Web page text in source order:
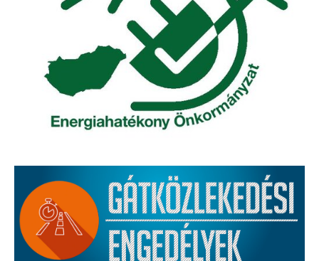
Bizottságok
Bizottsági ülések
A helyi választási bizottság
A helyi választási bizottság határozatai
Roma Nemzetiségi Önkormányzat ülések
Rendeletek